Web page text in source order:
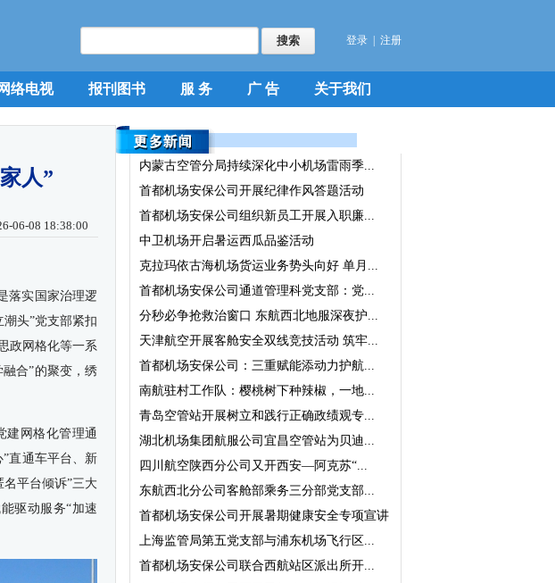
登录 注册
网络电视 报刊图书 服 务 广 告 关于我们
人”
06-08 18:38:00
落实国家治理逻
潮头”党支部紧扣
政网格化等一系
合”的聚变，绣
建网格化管理通
”直通车平台、新
平台倾诉”三大
驱动服务“加速
内蒙古空管分局持续深化中小机场雷雨季...
首都机场安保公司开展纪律作风答题活动
首都机场安保公司组织新员工开展入职廉...
中卫机场开启暑运西瓜品鉴活动
克拉玛依古海机场货运业务势头向好 单月...
首都机场安保公司通道管理科党支部：党...
分秒必争抢救治窗口 东航西北地服深夜护...
天津航空开展客舱安全双线竞技活动 筑牢...
首都机场安保公司：三重赋能添动力护航...
南航驻村工作队：樱桃树下种辣椒，一地...
青岛空管站开展树立和践行正确政绩观专...
湖北机场集团航服公司宜昌空管站为贝迪...
四川航空陕西分公司又开西安—阿克苏“...
东航西北分公司客舱部乘务三分部党支部...
首都机场安保公司开展暑期健康安全专项宣讲
上海监管局第五党支部与浦东机场飞行区...
首都机场安保公司联合西航站区派出所开...